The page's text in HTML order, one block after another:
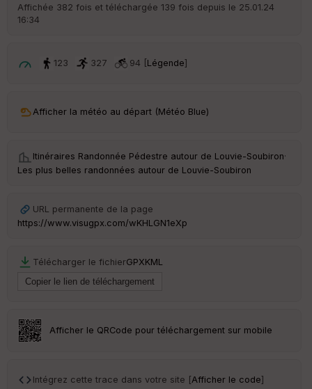
Affichée 382 fois et téléchargée 139 fois depuis le 25.01.24
16:34
123 327 94 [Légende]
Afficher la météo au départ (Météo Blue)
Itinéraires Randonnée Pédestre autour de Louvie-Soubiron·
Les plus belles randonnées autour de Louvie-Soubiron
URL permanente de la page
https://www.visugpx.com/wKHLGN1eXp
Télécharger le fichierGPXKML
Afficher le QRCode pour téléchargement sur mobile
Intégrez cette trace dans votre site [Afficher le code]